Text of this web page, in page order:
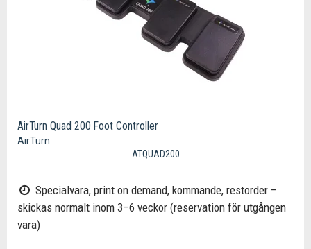
AirTurn Quad 200 Foot Controller
AirTurn
ATQUAD200
Specialvara, print on demand, kommande, restorder –
skickas normalt inom 3–6 veckor (reservation för utgången
vara)